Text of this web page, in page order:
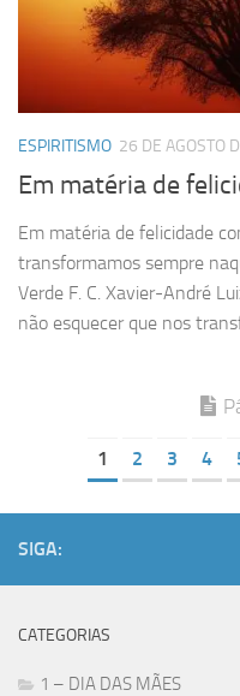
ESPIRITISMO 26 DE AGOSTO
Em matéria de
Em matéria de felicidade
transformamos sempre
Verde F. C. Xavier-André
não esquecer que nos
1 2 3 4
SIGA:
CATEGORIAS
1 – DIA DAS MÃES